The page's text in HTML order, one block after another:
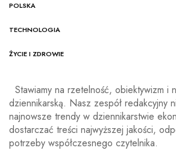
POLSKA
TECHNOLOGIA
ŻYCIE I ZDROWIE
Stawiamy na rzetelność, obiektywizm i
dziennikarską. Nasz zespół redakcyjny
najnowsze trendy w dziennikarstwie
dostarczać treści najwyższej jakości,
potrzeby współczesnego czytelnika.